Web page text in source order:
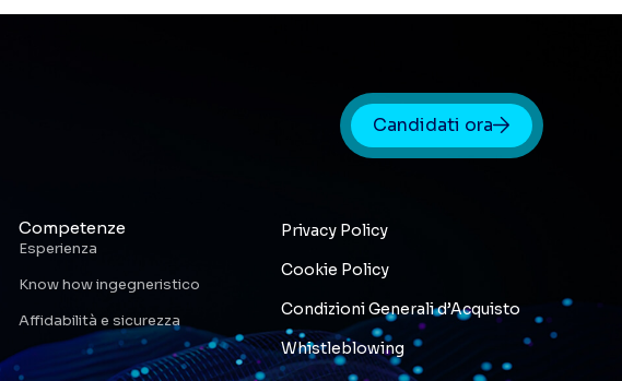
Candidati ora
Competenze
Esperienza
Know how ingegneristico
Affidabilità e sicurezza
Privacy Policy
Cookie Policy
Condizioni Generali d’Acquisto
Whistleblowing